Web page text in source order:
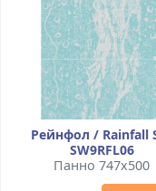
Рейнфол / Rainfall
SW9RFL06
Панно 747x500